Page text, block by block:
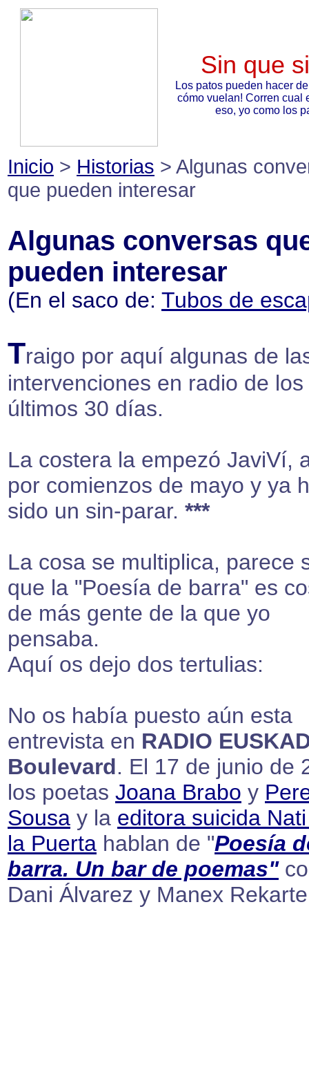
Sin que
Los patos pueden hacer
cómo vuelan! Corren cual
eso, yo como los
Inicio > Historias > Algunas
que pueden interesar
Algunas conversas
pueden interesar
(En el saco de: Tubos de
Traigo por aquí algunas de
intervenciones en radio de los
últimos 30 días.
La costera la empezó JaviVí,
por comienzos de mayo y ya
sido un sin-parar. ***
La cosa se multiplica, parece
que la "Poesía de barra" es
de más gente de la que yo
pensaba.
Aquí os dejo dos tertulias:
No os había puesto aún esta
entrevista en RADIO
Boulevard. El 17 de junio de
los poetas Joana Brabo y
Sousa y la editora suicida
la Puerta hablan de "Poesía
barra. Un bar de poemas"
Dani Álvarez y Manex